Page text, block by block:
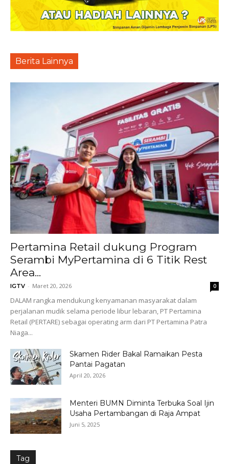
Berita Lainnya
Pertamina Retail dukung Program
Serambi MyPertamina di 6 Titik Rest
Area...
IGTV - Maret 20, 2026 0
DALAM rangka mendukung kenyamanan masyarakat dalam
perjalanan mudik selama periode libur lebaran, PT Pertamina
Retail (PERTARE) sebagai operating arm dari PT Pertamina Patra
Niaga...
Skamen Rider Bakal Ramaikan Pesta
Pantai Pagatan
April 20, 2026
Menteri BUMN Diminta Terbuka Soal Ijin
Usaha Pertambangan di Raja Ampat
Juni 5, 2025
Tag